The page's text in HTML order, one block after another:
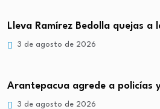
Lleva Ramírez Bedolla quejas
3 de agosto de 2026
Arantepacua agrede a policías
3 de agosto de 2026